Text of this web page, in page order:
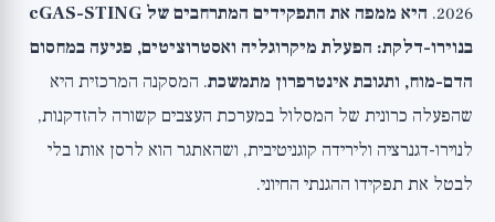
2026.
היא ממפה את התפקידים המתרחבים של cGAS-STING
בנוירו-דלקת: הפעלת מיקרוגליה ואסטרוציטים, פגיעה במחסום
הדם-מוח, ותגובת אינטרפרון מתמשכת. המסקנה המרכזית היא
שהפעלה כרונית של המסלול במערכת העצבים קשורה להזדקנות,
לנוירו-דגנרציה ולירידה קוגניטיבית, ושהאתגר הוא לרסן אותו בלי
לבטל את תפקידו ההגנתי החיוני.